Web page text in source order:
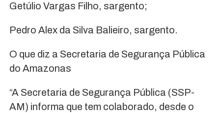
Getúlio Vargas Filho, sargento;
Pedro Alex da Silva Balieiro, sargento.
O que diz a Secretaria de Segurança Pública
do Amazonas
“A Secretaria de Segurança Pública (SSP-
AM) informa que tem colaborado, desde o